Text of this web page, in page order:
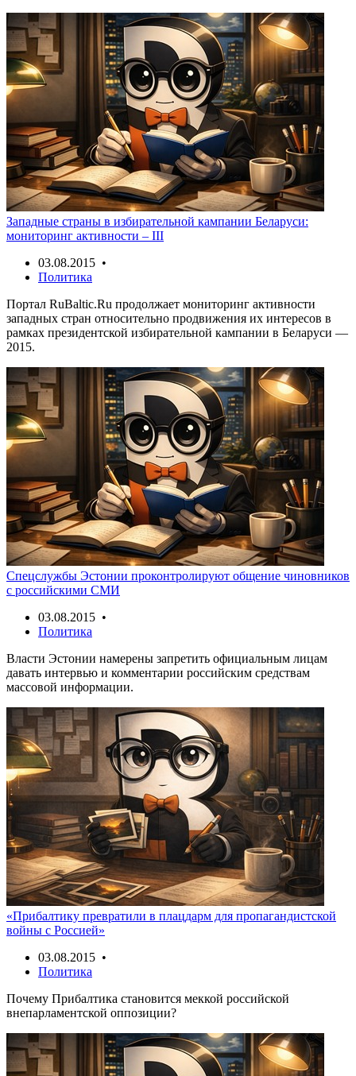
Западные страны в избирательной кампании Беларуси:
мониторинг активности – III
03.08.2015 •
Политика
Портал RuBaltic.Ru продолжает мониторинг активности
западных стран относительно продвижения их интересов в
рамках президентской избирательной кампании в Беларуси —
2015.
Спецслужбы Эстонии проконтролируют общение чиновников
с российскими СМИ
03.08.2015 •
Политика
Власти Эстонии намерены запретить официальным лицам
давать интервью и комментарии российским средствам
массовой информации.
«Прибалтику превратили в плацдарм для пропагандистской
войны с Россией»
03.08.2015 •
Политика
Почему Прибалтика становится меккой российской
внепарламентской оппозиции?